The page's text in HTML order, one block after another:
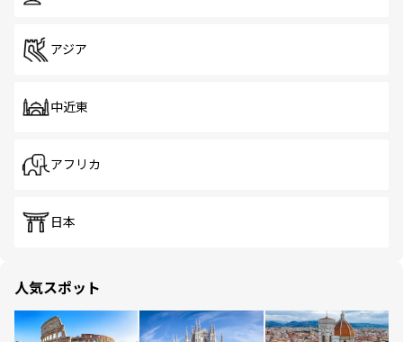
アジア
中近東
アフリカ
日本
人気スポット